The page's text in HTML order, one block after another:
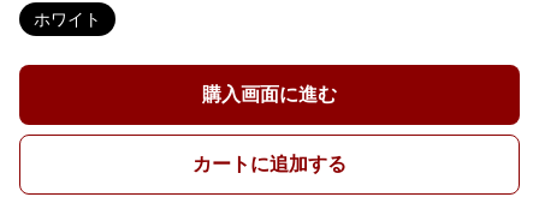
ホワイト
購入画面に進む
カートに追加する